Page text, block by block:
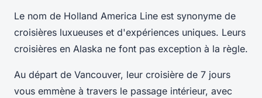
Le nom de Holland America Line est synonyme de
croisières luxueuses et d'expériences uniques. Leurs
croisières en Alaska ne font pas exception à la règle.
Au départ de Vancouver, leur croisière de 7 jours
vous emmène à travers le passage intérieur, avec